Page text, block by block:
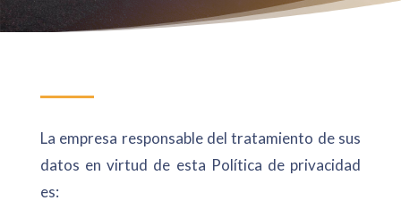
La empresa responsable del tratamiento de sus
datos en virtud de esta Política de privacidad
es: